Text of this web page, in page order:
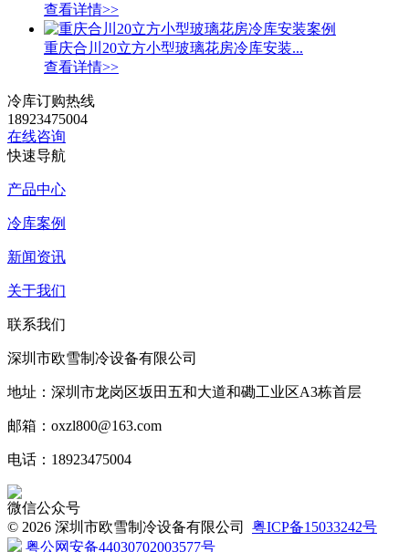
查看详情>>
重庆合川20立方小型玻璃花房冷库安装...
查看详情>>
冷库订购热线
18923475004
在线咨询
快速导航
产品中心
冷库案例
新闻资讯
关于我们
联系我们
深圳市欧雪制冷设备有限公司
地址：深圳市龙岗区坂田五和大道和磡工业区A3栋首层
邮箱：oxzl800@163.com
电话：18923475004
微信公众号
© 2026 深圳市欧雪制冷设备有限公司 粤ICP备15033242号
粤公网安备44030702003577号